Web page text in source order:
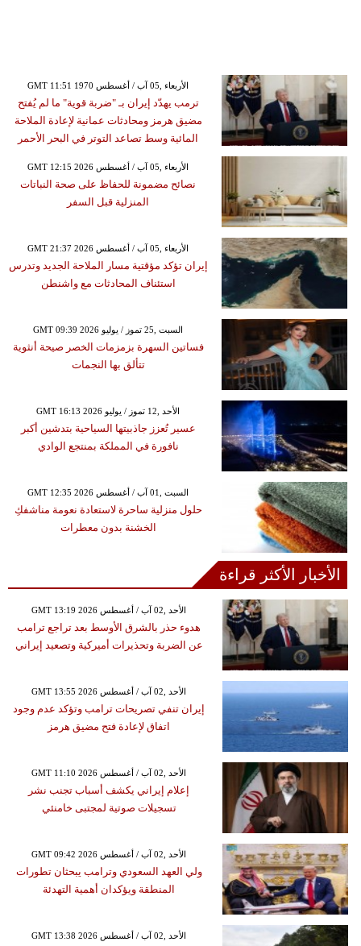
GMT 11:51 1970 الأربعاء ,05 آب / أغسطس
ترمب يهدّد إيران بـ "ضربة قوية" ما لم يُفتح
مضيق هرمز ومحادثات عمانية لإعادة الملاحة
المائية وسط تصاعد التوتر في البحر الأحمر
GMT 12:15 2026 الأربعاء ,05 آب / أغسطس
نصائح مضمونة للحفاظ على صحة النباتات
المنزلية قبل السفر
GMT 21:37 2026 الأربعاء ,05 آب / أغسطس
إيران تؤكد مؤقتية مسار الملاحة الجديد وتدرس
استئناف المحادثات مع واشنطن
GMT 09:39 2026 السبت ,25 تموز / يوليو
فساتين السهرة بزمزمات الخصر صيحة أنثوية
تتألق بها النجمات
GMT 16:13 2026 الأحد ,12 تموز / يوليو
عسير تُعزز جاذبيتها السياحية بتدشين أكبر
نافورة في المملكة بمنتجع الوادي
GMT 12:35 2026 السبت ,01 آب / أغسطس
حلول منزلية ساحرة لاستعادة نعومة مناشفكِ
الخشنة بدون معطرات
الأخبار الأكثر قراءة
GMT 13:19 2026 الأحد ,02 آب / أغسطس
هدوء حذر بالشرق الأوسط بعد تراجع ترامب
عن الضربة وتحذيرات أميركية وتصعيد إيراني
GMT 13:55 2026 الأحد ,02 آب / أغسطس
إيران تنفي تصريحات ترامب وتؤكد عدم وجود
اتفاق لإعادة فتح مضيق هرمز
GMT 11:10 2026 الأحد ,02 آب / أغسطس
إعلام إيراني يكشف أسباب تجنب نشر
تسجيلات صوتية لمجتبى خامنئي
GMT 09:42 2026 الأحد ,02 آب / أغسطس
ولي العهد السعودي وترامب يبحثان تطورات
المنطقة ويؤكدان أهمية التهدئة
GMT 13:38 2026 الأحد ,02 آب / أغسطس